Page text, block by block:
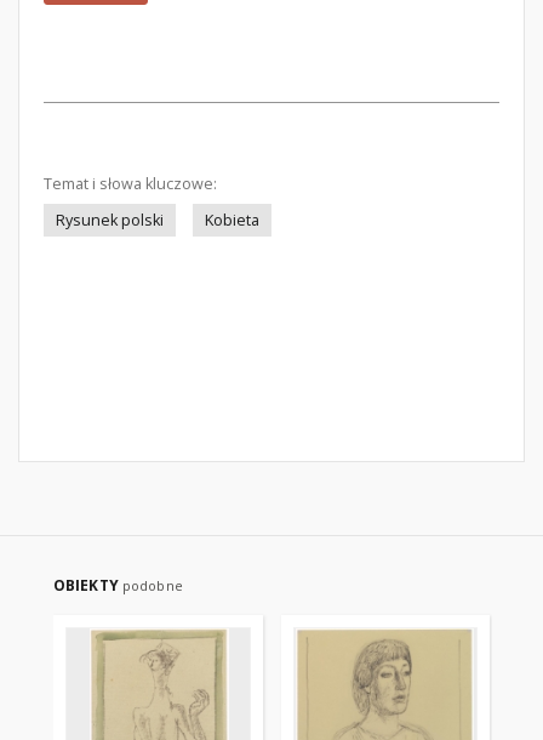
Temat i słowa kluczowe:
Rysunek polski
Kobieta
OBIEKTY podobne